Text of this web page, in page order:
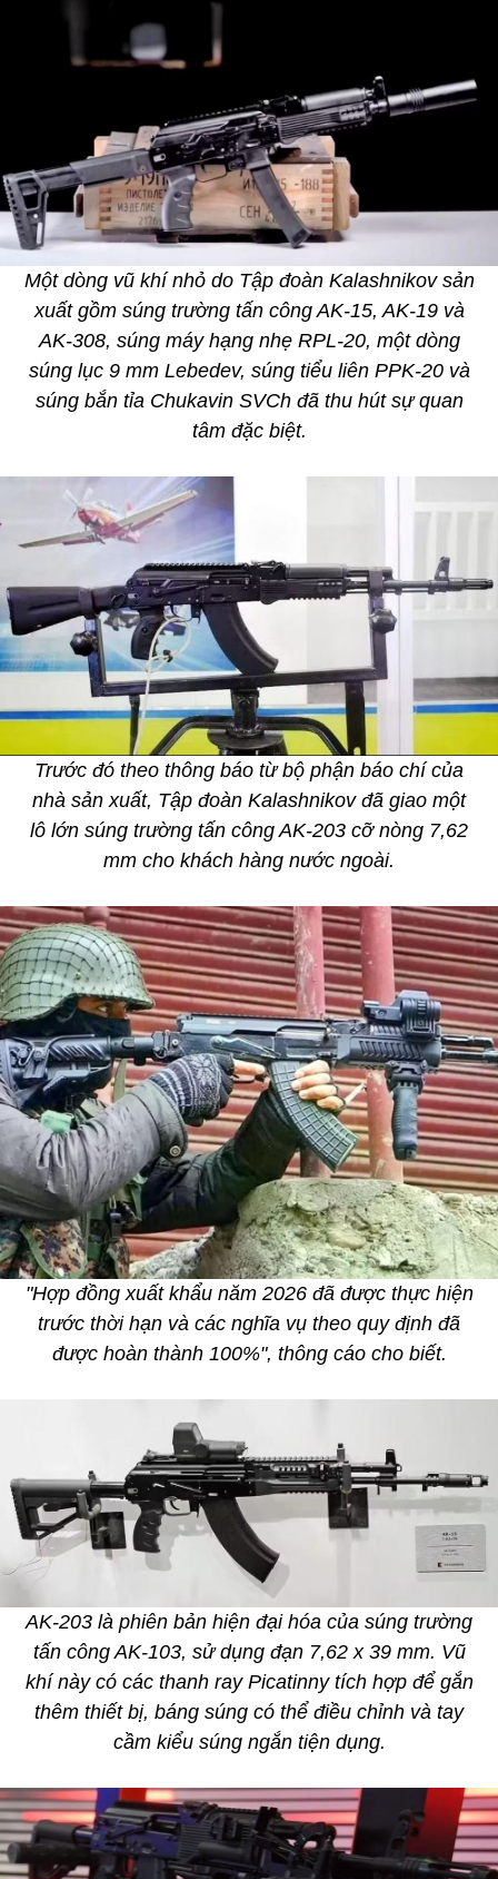
Một dòng vũ khí nhỏ do Tập đoàn Kalashnikov sản
xuất gồm súng trường tấn công AK-15, AK-19 và
AK-308, súng máy hạng nhẹ RPL-20, một dòng
súng lục 9 mm Lebedev, súng tiểu liên PPK-20 và
súng bắn tỉa Chukavin SVCh đã thu hút sự quan
tâm đặc biệt.
Trước đó theo thông báo từ bộ phận báo chí của
nhà sản xuất, Tập đoàn Kalashnikov đã giao một
lô lớn súng trường tấn công AK-203 cỡ nòng 7,62
mm cho khách hàng nước ngoài.
"Hợp đồng xuất khẩu năm 2026 đã được thực hiện
trước thời hạn và các nghĩa vụ theo quy định đã
được hoàn thành 100%", thông cáo cho biết.
AK-203 là phiên bản hiện đại hóa của súng trường
tấn công AK-103, sử dụng đạn 7,62 x 39 mm. Vũ
khí này có các thanh ray Picatinny tích hợp để gắn
thêm thiết bị, báng súng có thể điều chỉnh và tay
cầm kiểu súng ngắn tiện dụng.